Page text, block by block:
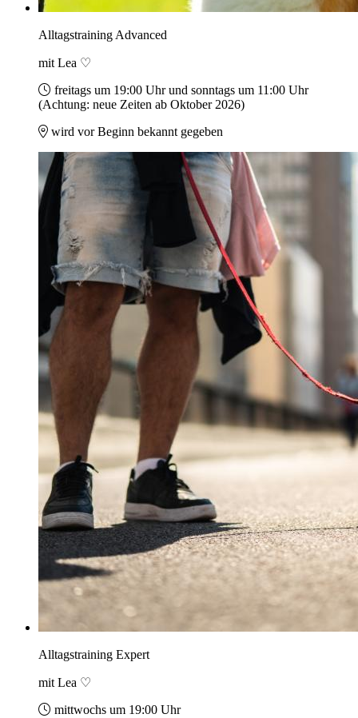
Alltagstraining Advanced
mit Lea ♡
freitags um 19:00 Uhr und sonntags um 11:00 Uhr
(Achtung: neue Zeiten ab Oktober 2026)
wird vor Beginn bekannt gegeben
Alltagstraining Expert
mit Lea ♡
mittwochs um 19:00 Uhr